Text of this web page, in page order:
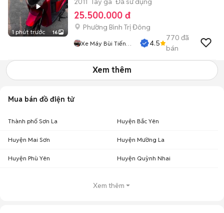
1 phút trước 16
25.500.000 đ
Phường Bình Trị Đông
Xe Máy Bùi Tiến
4.5
770 đã
bán
Xem thêm
Mua bán đồ điện tử
Thành phố Sơn La Huyện Bắc Yên
Huyện Mai Sơn Huyện Mường La
Huyện Phù Yên Huyện Quỳnh Nhai
Xem thêm